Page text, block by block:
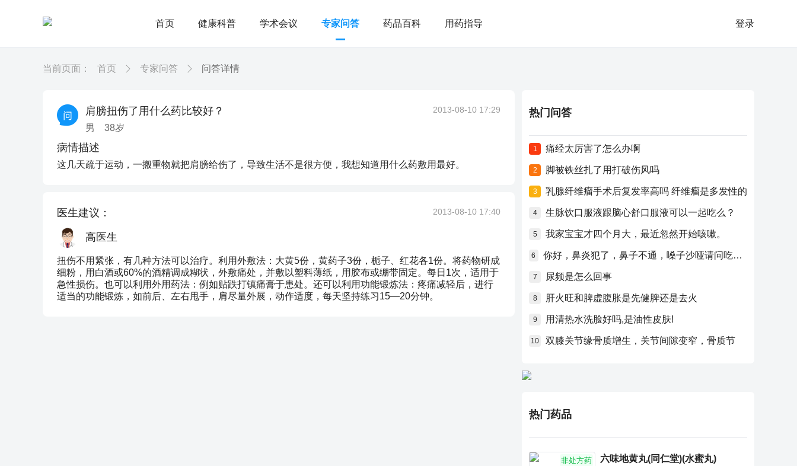
首页 健康科普 学术会议 专家问答 药品百科 用药指导 登录
当前页面： 首页 专家问答 问答详情
肩膀扭伤了用什么药比较好？
男 38岁
2013-08-10 17:29
病情描述
这几天疏于运动，一搬重物就把肩膀给伤了，导致生活不是很方便，我想知道用什么药敷用最好。
医生建议： 2013-08-10 17:40
高医生
扭伤不用紧张，有几种方法可以治疗。利用外敷法：大黄5份，黄药子3份，栀子、红花各1份。将药物研成
细粉，用白酒或60%的酒精调成糊状，外敷痛处，并敷以塑料薄纸，用胶布或绷带固定。每日1次，适用于
急性损伤。也可以利用外用药法：例如贴跌打镇痛膏于患处。还可以利用功能锻炼法：疼痛减轻后，进行
适当的功能锻炼，如前后、左右甩手，肩尽量外展，动作适度，每天坚持练习15—20分钟。
热门问答
1 痛经太厉害了怎么办啊
2 脚被铁丝扎了用打破伤风吗
3 乳腺纤维瘤手术后复发率高吗 纤维瘤是多发性的
4 生脉饮口服液跟脑心舒口服液可以一起吃么？
5 我家宝宝才四个月大，最近忽然开始咳嗽。
6 你好，鼻炎犯了，鼻子不通，嗓子沙哑请问吃什么药比较好？
7 尿频是怎么回事
8 肝火旺和脾虚腹胀是先健脾还是去火
9 用清热水洗脸好吗,是油性皮肤!
10 双膝关节缘骨质增生，关节间隙变窄，骨质节
热门药品
非处方药 六味地黄丸(同仁堂)(水蜜丸)